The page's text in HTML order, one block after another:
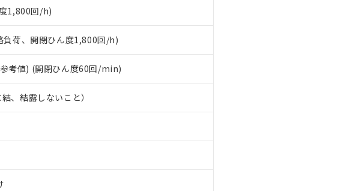
1,800回/h)
荷、開閉ひん度1,800回/h)
考値) (開閉ひん度60回/min)
、結露しないこと）